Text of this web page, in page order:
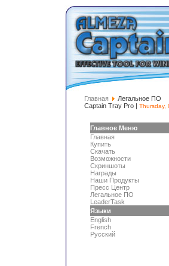
Главная
Легальное ПО
Captain Tray Pro | Thursday,
Главное Меню
Главная
Купить
Скачать
Возможности
Скриншоты
Награды
Наши Продукты
Пресс Центр
Легальное ПО
LeaderTask
Языки
English
French
Русский